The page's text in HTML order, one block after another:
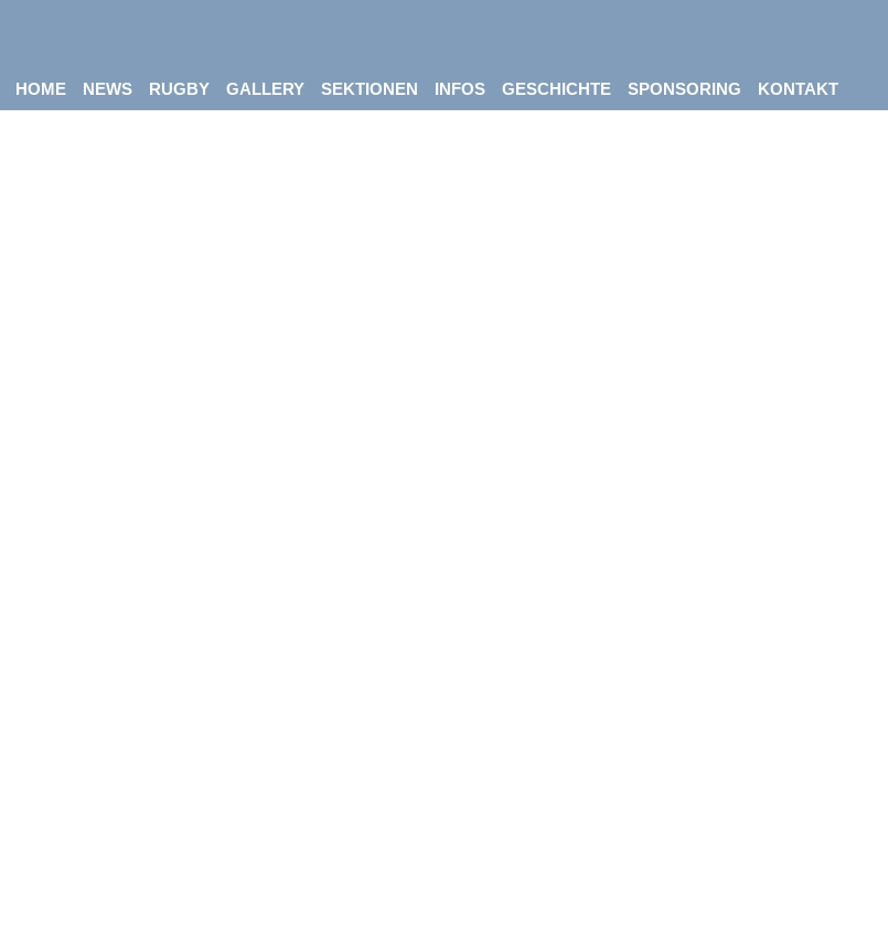
HOME NEWS RUGBY GALLERY SEKTIONEN INFOS GESCHICHTE SPONSORING KONTAKT